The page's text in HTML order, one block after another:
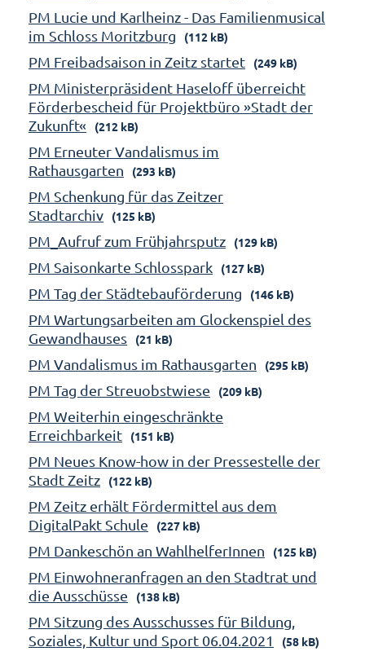
PM Lucie und Karlheinz - Das Familienmusical
im Schloss Moritzburg
(112 kB)
PM Freibadsaison in Zeitz startet (249 kB)
PM Ministerpräsident Haseloff überreicht
Förderbescheid für Projektbüro »Stadt der
Zukunft«
(212 kB)
PM Erneuter Vandalismus im
Rathausgarten
(293 kB)
PM Schenkung für das Zeitzer
Stadtarchiv
(125 kB)
PM_Aufruf zum Frühjahrsputz (129 kB)
PM Saisonkarte Schlosspark (127 kB)
PM Tag der Städtebauförderung (146 kB)
PM Wartungsarbeiten am Glockenspiel des
Gewandhauses
(21 kB)
PM Vandalismus im Rathausgarten (295 kB)
PM Tag der Streuobstwiese (209 kB)
PM Weiterhin eingeschränkte
Erreichbarkeit
(151 kB)
PM Neues Know-how in der Pressestelle der
Stadt Zeitz
(122 kB)
PM Zeitz erhält Fördermittel aus dem
DigitalPakt Schule
(227 kB)
PM Dankeschön an WahlhelferInnen (125 kB)
PM Einwohneranfragen an den Stadtrat und
die Ausschüsse
(138 kB)
PM Sitzung des Ausschusses für Bildung,
Soziales, Kultur und Sport 06.04.2021
(58 kB)